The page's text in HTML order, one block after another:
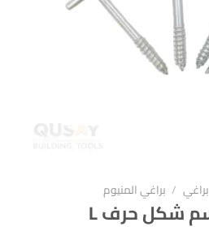
براغي / براغي المنيوم